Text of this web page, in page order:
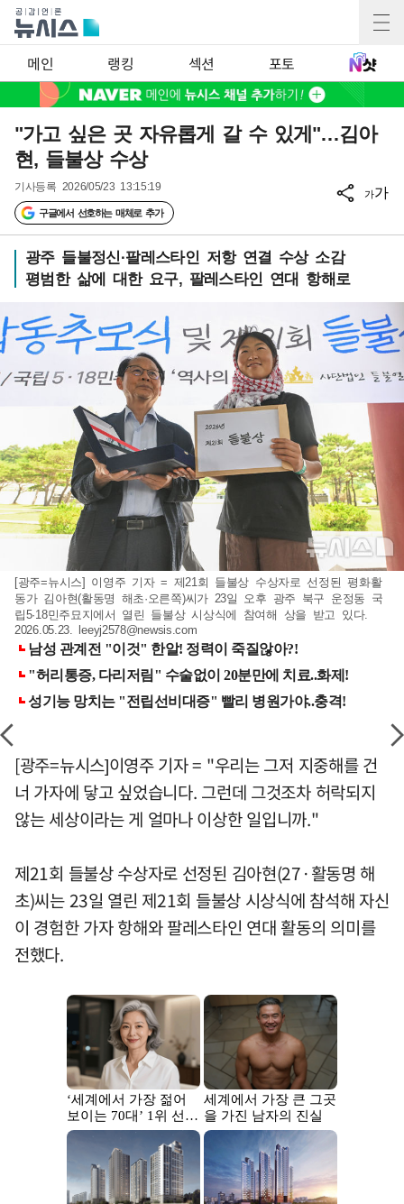
메인 랭킹 섹션 포토
"가고 싶은 곳 자유롭게 갈 수 있게"…김아
현, 들불상 수상
기사등록 2026/05/23 13:15:19
구글에서 선호하는 매체로 추가
가가
광주 들불정신·팔레스타인 저항 연결 수상 소감
평범한 삶에 대한 요구, 팔레스타인 연대 항해로
[광주=뉴시스] 이영주 기자 = 제21회 들불상 수상자로 선정된 평화활
동가 김아현(활동명 해초·오른쪽)씨가 23일 오후 광주 북구 운정동 국
립5·18민주묘지에서 열린 들불상 시상식에 참여해 상을 받고 있다.
2026.05.23.
leeyj2578@newsis.com
[광주=뉴시스]이영주 기자 = "우리는 그저 지중해를 건
너 가자에 닿고 싶었습니다. 그런데 그것조차 허락되지
않는 세상이라는 게 얼마나 이상한 일입니까."
제21회 들불상 수상자로 선정된 김아현(27·활동명 해
초)씨는 23일 열린 제21회 들불상 시상식에 참석해 자신
이 경험한 가자 항해와 팔레스타인 연대 활동의 의미를
전했다.